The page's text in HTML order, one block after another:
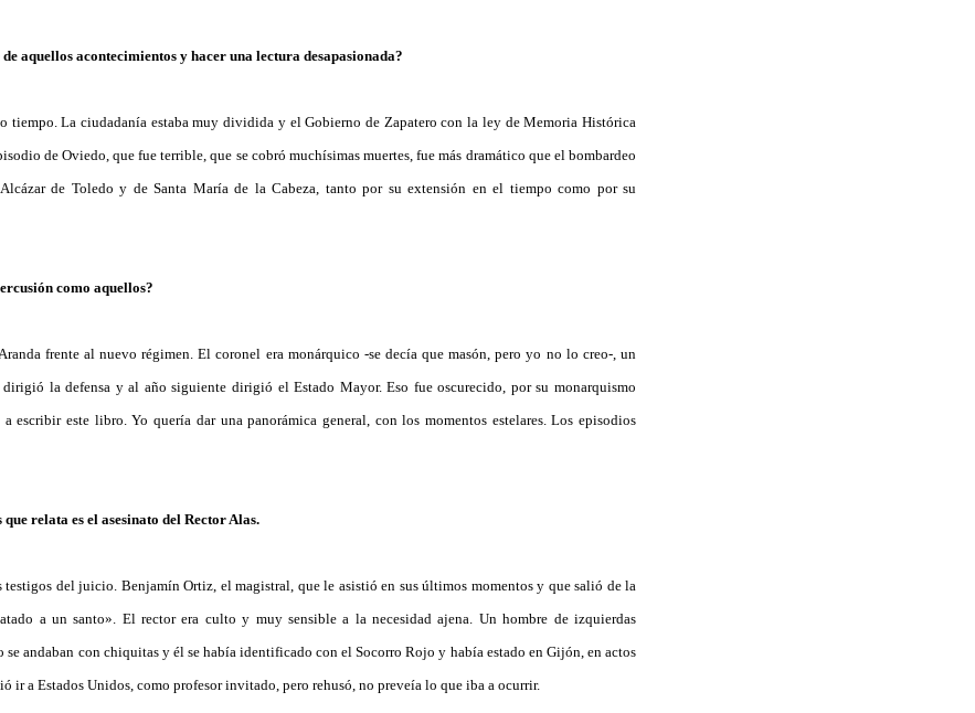
aquellos acontecimientos y hacer una lectura desapasionada?
tiempo. La ciudadanía estaba muy dividida y el Gobierno de Zapatero con la ley de Memoria Histórica
de Oviedo, que fue terrible, que se cobró muchísimas muertes, fue más dramático que el bombardeo
de Toledo y de Santa María de la Cabeza, tanto por su extensión en el tiempo como por su
como aquellos?
frente al nuevo régimen. El coronel era monárquico -se decía que masón, pero yo no lo creo-, un
la defensa y al año siguiente dirigió el Estado Mayor. Eso fue oscurecido, por su monarquismo
escribir este libro. Yo quería dar una panorámica general, con los momentos estelares. Los episodios
relata es el asesinato del Rector Alas.
testigos del juicio. Benjamín Ortiz, el magistral, que le asistió en sus últimos momentos y que salió de la
a un santo». El rector era culto y muy sensible a la necesidad ajena. Un hombre de izquierdas
andaban con chiquitas y él se había identificado con el Socorro Rojo y había estado en Gijón, en actos
ir a Estados Unidos, como profesor invitado, pero rehusó, no preveía lo que iba a ocurrir.